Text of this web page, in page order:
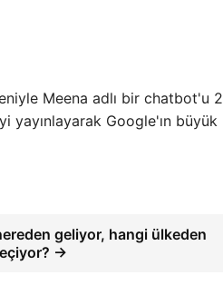
Meena adlı bir chatbot'u
yayınlayarak Google'ın büyük
geliyor, hangi ülkeden
→